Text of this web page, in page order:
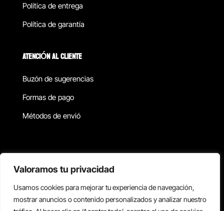
Valoramos tu privacidad
Usamos cookies para mejorar tu experiencia de navegación,
mostrar anuncios o contenido personalizados y analizar nuestro
Política de entrega
Política de garantía
ATENCIÓN AL CLIENTE
Buzón de sugerencias
Formas de pago
Métodos de envió
Copyright © 2026 Reisix. Todos los derechos reservados.